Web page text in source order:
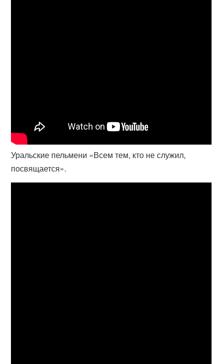
Уральские пельмени «Всем тем, кто не служил,
посвящается».